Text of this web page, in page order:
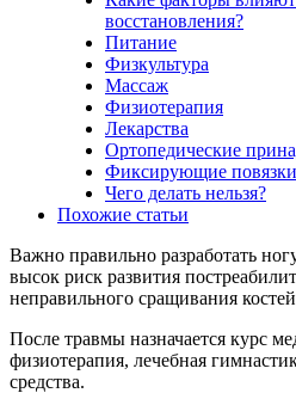
восстановления?
Питание
Физкультура
Массаж
Физиотерапия
Лекарства
Ортопедические
Фиксирующие повязки
Чего делать нельзя?
Похожие статьи
Важно правильно разработать
высок риск развития
неправильного сращивания
После травмы назначается курс
физиотерапия, лечебная
средства.